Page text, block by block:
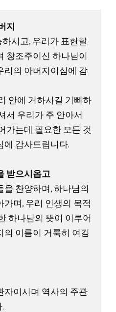
지
시고, 우리가 표현할
창조주이신 하나님이
리의 아버지이심에 감
안에 거하시길 기뻐하
서 우리가 주 안아서
가는데 필요한 모든 것
감사드립니다.
받으시옵고
찬양하며, 하나님의
며, 우리 인생의 목적
하나님의 뜻이 이루어
이름이 거룩히 여김
이시며 역사의 주관